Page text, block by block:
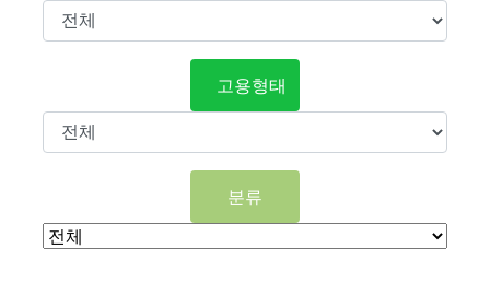
고용형태
분류